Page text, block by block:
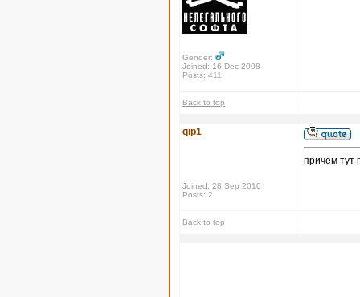
Gender:
Joined: 16 Dec 2008
Posts: 411
Back to top
qip1
Joined: 28 Sep 2010
Posts: 2
причём тут
Back to top